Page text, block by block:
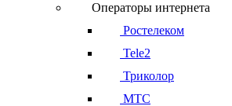
Операторы интернета
Ростелеком
Tele2
Триколор
МТС